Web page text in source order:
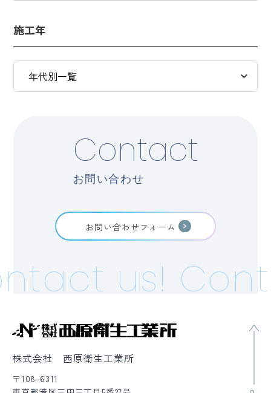
施工年
Contact
お問い合わせ
お問い合わせフォーム
us!
株式会社 西原衛生工業所
〒108-6311